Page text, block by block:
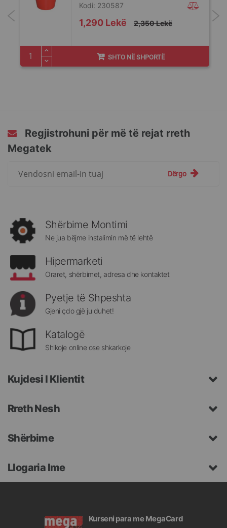
Special
Price
1,290 Lekë 2,350 Lekë
Kodi: 230587
SHTO NË SHPORTË
Regjistrohuni për më të rejat rreth
Megatek
rreth
Megatek:
Dërgo
Shërbime Montimi
Ne jua bëjme instalimin më të lehtë
Hipermarketi
Oraret, shërbimet, adresa dhe kontaktet
Pyetje të Shpeshta
Gjeni çdo gjë ju duhet!
Katalogë
Shikoje online ose shkarkoje
Kujdesi I Klientit
Rreth Nesh
Shërbime
Llogaria Ime
Kurseni para me MegaCard